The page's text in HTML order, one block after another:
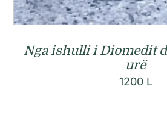
Nga ishulli i Diomedit
urë
1200 L